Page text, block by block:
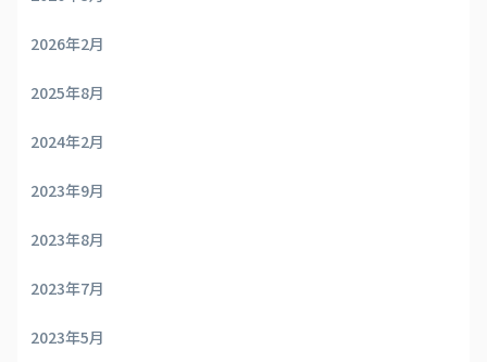
2026年2月
2025年8月
2024年2月
2023年9月
2023年8月
2023年7月
2023年5月